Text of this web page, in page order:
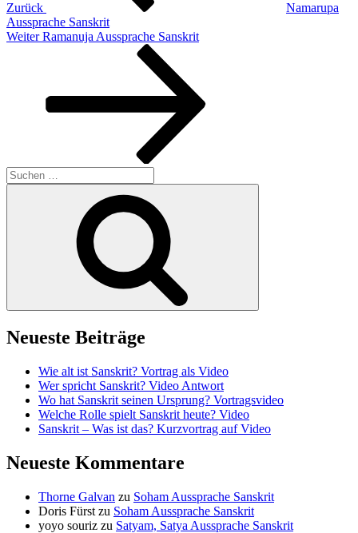
Zurück
Namarupa
Aussprache Sanskrit
Nächster
Weiter Ramanuja Aussprache Sanskrit
Suchen
nach:
Neueste Beiträge
Wie alt ist Sanskrit? Vortrag als Video
Wer spricht Sanskrit? Video Antwort
Wo hat Sanskrit seinen Ursprung? Vortragsvideo
Welche Rolle spielt Sanskrit heute? Video
Sanskrit – Was ist das? Kurzvortrag auf Video
Neueste Kommentare
Thorne Galvan zu Soham Aussprache Sanskrit
Doris Fürst zu Soham Aussprache Sanskrit
yoyo souriz zu Satyam, Satya Aussprache Sanskrit